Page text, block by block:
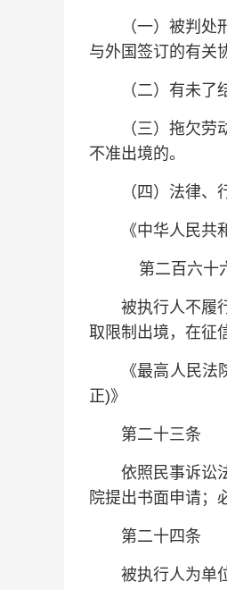
（一）被判处刑
与外国签订的有关
（二）有未了结
（三）拖欠劳动
不准出境的。
（四）法律、行
《中华人民共和
第二百六十
被执行人不履行
取限制出境，在征
《最高人民法院
正)》
第二十三条
依照民事诉讼法
院提出书面申请；
第二十四条
被执行人为单位